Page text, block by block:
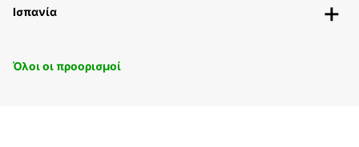
Ισπανία
Όλοι οι προορισμοί